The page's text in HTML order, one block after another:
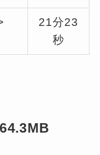
21分23
秒